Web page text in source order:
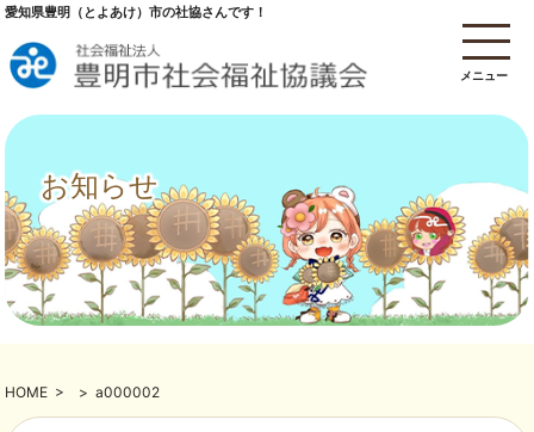
メニュー
愛知県豊明（とよあけ）市の社協さんです！
お知らせ
HOME > > a000002